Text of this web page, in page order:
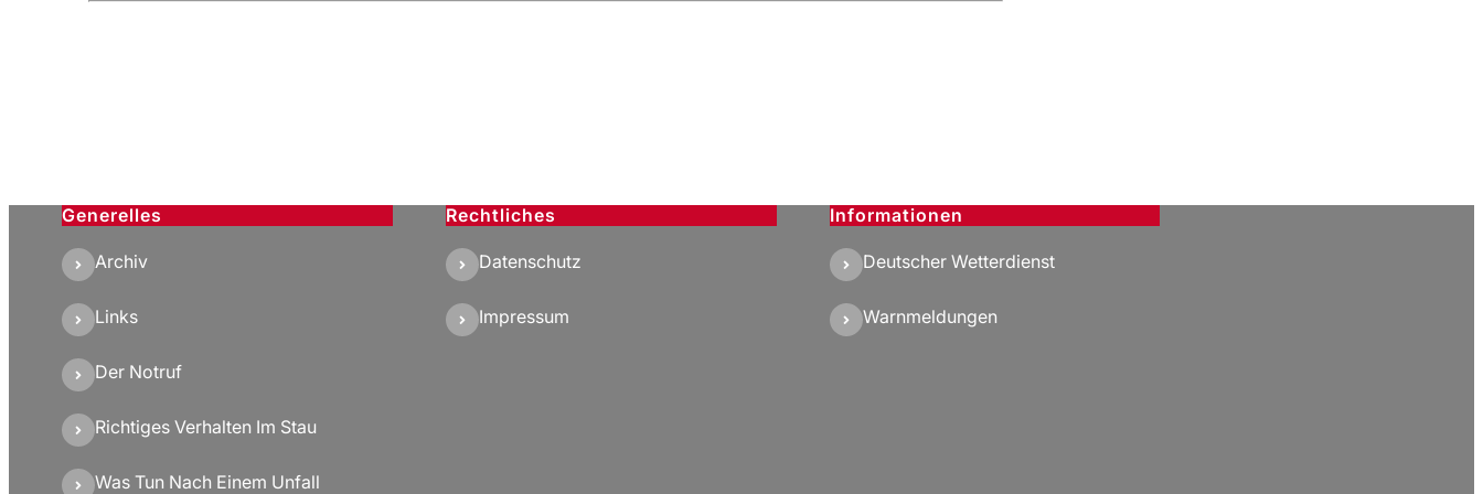
Generelles
Archiv
Links
Der Notruf
Richtiges Verhalten Im Stau
Was Tun Nach Einem Unfall
Rechtliches
Datenschutz
Impressum
Informationen
Deutscher Wetterdienst
Warnmeldungen